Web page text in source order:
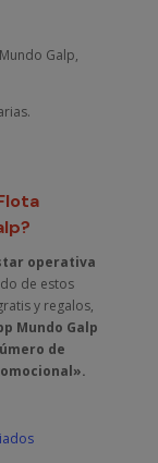
Galp,
operativa
de estos
y regalos,
Mundo Galp
de